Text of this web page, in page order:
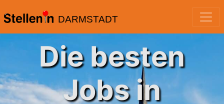
DARMSTADT
Die besten
Jobs in